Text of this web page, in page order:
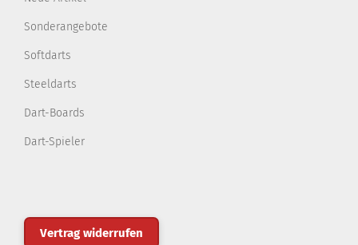
Sonderangebote
Softdarts
Steeldarts
Dart-Boards
Dart-Spieler
Vertrag widerrufen